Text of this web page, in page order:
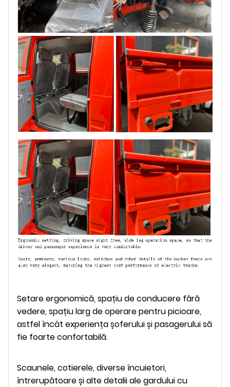
Setare ergonomică, spațiu de conducere fără
vedere, spațiu larg de operare pentru picioare,
astfel încât experiența șoferului și pasagerului să
fie foarte confortabilă.
Scaunele, cotierele, diverse încuietori,
întrerupătoare și alte detalii ale gardului cu